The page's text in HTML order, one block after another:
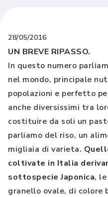
28/05/2016
UN BREVE RIPASSO.
In questo numero
nel mondo, principale
popolazioni e perfetto
anche diversissimi tra
costituire da soli un
parliamo del riso, un
migliaia di varieta.
coltivate in Italia
sottospecie Japonica,
granello ovale, di colore